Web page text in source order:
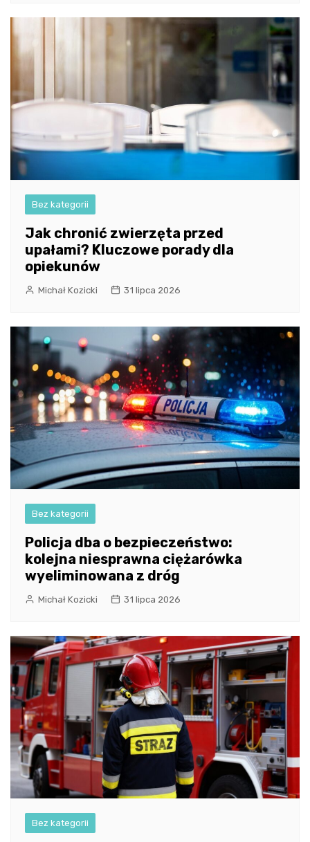
Bez kategorii
Jak chronić zwierzęta przed
upałami? Kluczowe porady dla
opiekunów
Michał Kozicki 31 lipca 2026
Bez kategorii
Policja dba o bezpieczeństwo:
kolejna niesprawna ciężarówka
wyeliminowana z dróg
Michał Kozicki 31 lipca 2026
Bez kategorii